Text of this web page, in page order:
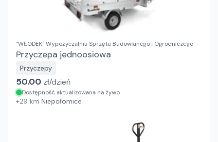
"WŁODEK" Wypożyczalnia Sprzętu Budowlanego i Ogrodniczego
Przyczepa jednoosiowa
Przyczepy
50.00 zł/dzień
Dostępność aktualizowana na żywo
+29 km Niepołomice